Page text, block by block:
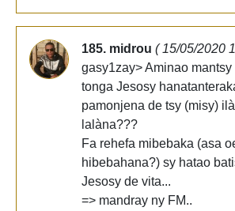
185. midrou ( 15/05/2020
gasy1zay> Aminao
tonga Jesosy
pamonjena de tsy (misy)
lalàna???
Fa rehefa mibebaka (asa
hibebahana?) sy hatao
Jesosy de vita...
=> mandray ny FM..